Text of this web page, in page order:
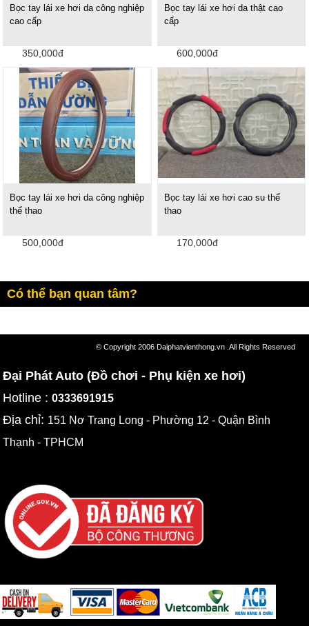
Bọc tay lái xe hơi da công nghiệp
cao cấp
350,000đ
Bọc tay lái xe hơi da thật cao
cấp
600,000đ
Bọc tay lái xe hơi da công nghiệp
thể thao
500,000đ
Bọc tay lái xe hơi cao su thể
thao
170,000đ
Có thể bạn quan tâm?
© Copyright 2006 Daiphatvienthong.vn .All Rights Reserved
Đại Phát Auto (Đồ chơi - Phụ kiện xe hơi)
Hotline :0333691915
Địa chỉ: 151 Nơ Trang Long - Phường 12 - Quận Bình
Thạnh - TPHCM